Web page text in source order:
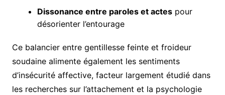
Dissonance entre paroles et actespour
désorienter l’entourage
Ce balancier entre gentillesse feinte et froideur
soudaine alimente également les sentiments
d’insécurité affective, facteur largement étudié dans
les recherches sur l’attachement et la psychologie